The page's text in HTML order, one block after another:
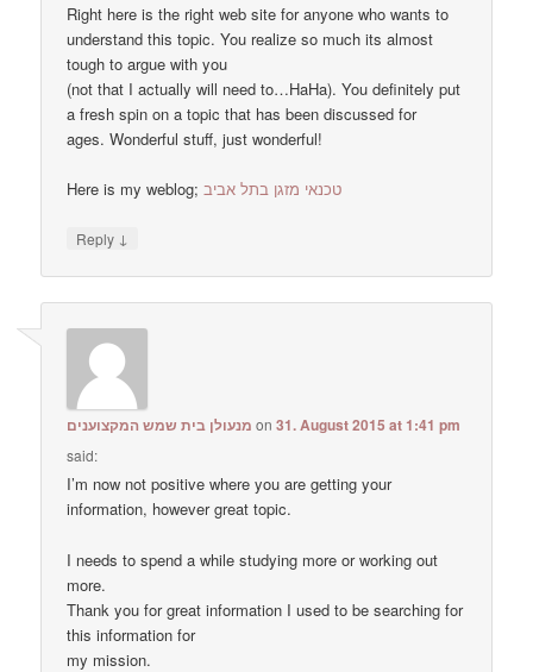
Right here is the right web site for anyone who wants to
understand this topic. You realize so much its almost
tough to argue with you
(not that I actually will need to…HaHa). You definitely put
a fresh spin on a topic that has been discussed for
ages. Wonderful stuff, just wonderful!
Here is my weblog;טכנאי מזגן בתל אביב
Reply ↓
מנעולן בית שמש המקצוענים on31. August 2015 at 1:41 pm
said:
I’m now not positive where you are getting your
information, however great topic.
I needs to spend a while studying more or working out
more.
Thank you for great information I used to be searching for
this information for
my mission.